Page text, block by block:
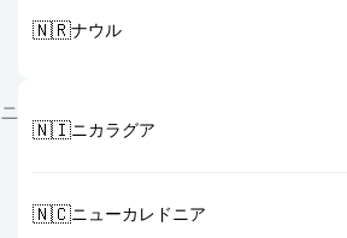
🇳🇷ナウル
ニ
🇳🇮ニカラグア
🇳🇨ニューカレドニア